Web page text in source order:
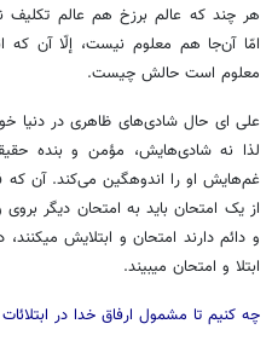
هر چند که عالم برزخ هم عالم
امّا آن‌جا هم معلوم نیست، إلّا آن که
معلوم است حالش چیست.
علی ای حال شادی‌های ظاهری در دنیا
لذا نه شادی‌هایش، مؤمن و بنده
غم‌هایش او را اندوهگین می‌کند. آن که
از یک امتحان باید به امتحان دیگر
و دائم دارند امتحان و ابتلایش
ابتلا و امتحان می­بیند.
چه کنیم تا مشمول ارفاق خدا در